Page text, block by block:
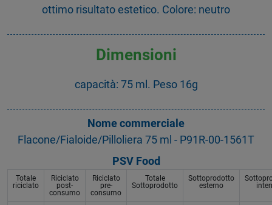
ottimo risultato estetico. Colore: neutro
Dimensioni
capacità: 75 ml. Peso 16g
Nome commerciale
Flacone/Fialoide/Pilloliera 75 ml - P91R-00-1561T
PSV Food
Totale
riciclato
Riciclato
post-
consumo
Riciclato
pre-
consumo
Totale
Sottoprodotto
Sottoprodotto
esterno